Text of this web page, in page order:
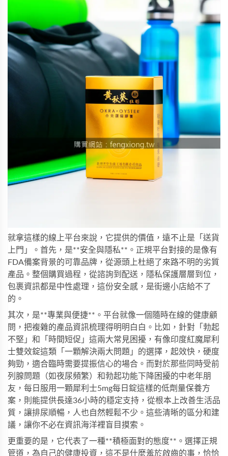
就拿這樣的線上平台來說，它提供的價值，遠不止是「送貨
上門」。首先，是**安全與隱私**。正規平台對接的是像有
FDA備案背景的可靠品牌，從源頭上杜絕了來路不明的劣質
產品。整個購買過程，從諮詢到配送，隱私保護層層到位，
包裹資訊都是中性處理，這份安全感，是街邊小店給不了
的。
其次，是**專業與便捷**。平台就像一個隨時在線的健康顧
問，把複雜的產品資訊梳理得明明白白。比如，針對「勃起
不堅」和「時間短促」這兩大常見困擾，有像印度紅魔犀利
士雙效錠這類「一顆解決兩大問題」的選擇，起效快，硬度
夠勁，適合臨時需要提振信心的場合。而對於那些同時受前
列腺問題（如夜尿頻繁）和勃起功能下降困擾的中老年朋
友，每日服用一顆犀利士5mg每日錠這樣的低劑量保養方
案，則能提供長達36小時的穩定支持，從根本上改善生活品
質，讓排尿順暢，人也自然輕鬆不少。這些清晰的區分和建
議，讓你不必在資訊海洋裡盲目摸索。
更重要的是，它代表了一種**積極面對的態度**。選擇正規
管道，為自己的健康投資，這不是什麼羞於啟齒的事，恰恰